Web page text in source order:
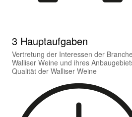
3 Hauptaufgaben
Vertretung der Interessen der
Walliser Weine und ihres
Qualität der Walliser Weine